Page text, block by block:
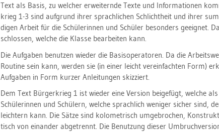
Text als Basis, zu wel­cher er­wei­tern­de Texte und In­for­ma­tio­nen
krieg 1-3 sind auf­grund ihrer sprach­li­chen Schlicht­heit und ihrer
di­gen Ar­beit für die Schü­le­rin­nen und Schü­ler be­son­ders ge­eig­net.
schlos­sen, wel­che die Klas­se be­ar­bei­ten kann.
Die Auf­ga­ben be­nut­zen wie­der die Ba­sis­ope­ra­to­ren. Da die
Rou­ti­ne sein kann, wer­den sie (in einer leicht ver­ein­fach­ten Form)
Auf­ga­ben in Form kur­zer An­lei­tun­gen skiz­ziert.
Dem Text Bür­ger­krieg 1 ist wie­der eine Ver­si­on bei­ge­fügt, wel­che
Schü­le­rin­nen und Schü­lern, wel­che sprach­lich we­ni­ger si­cher sind,
leich­tern kann. Die Sätze sind ko­lo­me­trisch um­ge­bro­chen,
tisch von ein­an­der ab­ge­trennt. Die Be­nut­zung die­ser